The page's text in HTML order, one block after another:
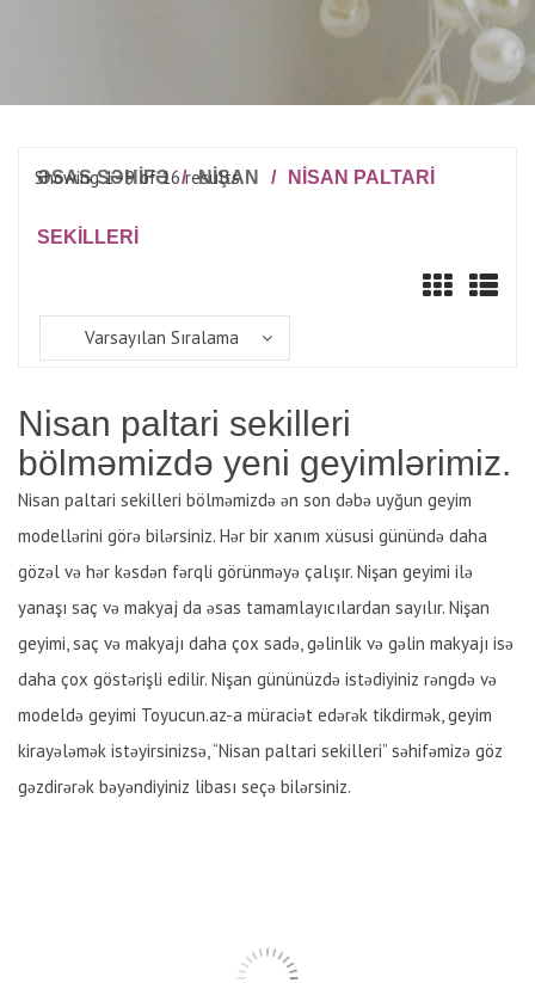
ƏSAS SƏHİFƏ / NIŞAN / NISAN PALTARI
SEKILLERI
Showing 1–9 of 16 results
Varsayılan Sıralama
Nisan paltari sekilleri
bölməmizdə yeni geyimlərimiz.
Nisan paltari sekilleri bölməmizdə ən son dəbə uyğun geyim
modellərini görə bilərsiniz. Hər bir xanım xüsusi günündə daha
gözəl və hər kəsdən fərqli görünməyə çalışır. Nişan geyimi ilə
yanaşı saç və makyaj da əsas tamamlayıcılardan sayılır. Nişan
geyimi, saç və makyajı daha çox sadə, gəlinlik və gəlin makyajı isə
daha çox göstərişli edilir. Nişan gününüzdə istədiyiniz rəngdə və
modeldə geyimi Toyucun.az-a müraciət edərək tikdirmək, geyim
kirayələmək istəyirsinizsə, “Nisan paltari sekilleri” səhifəmizə göz
gəzdirərək bəyəndiyiniz libası seçə bilərsiniz.